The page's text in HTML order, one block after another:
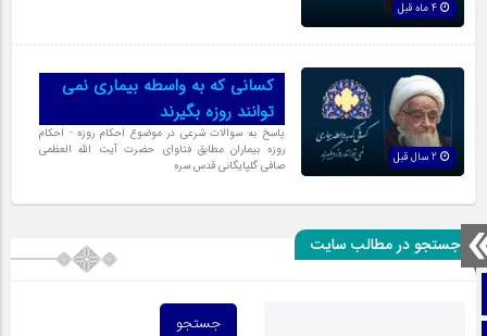
کسانى که به واسطه بیمارى نمى
توانند روزه بگیرند
پاسخ به سوالات شرعی در موضوع احکام روزه - احکام
روزه بیماران مطابق فتاوای حضرت آیت الله العظمی
صافی گلپایگانی قدس سره
جستجو در مطالب سایت